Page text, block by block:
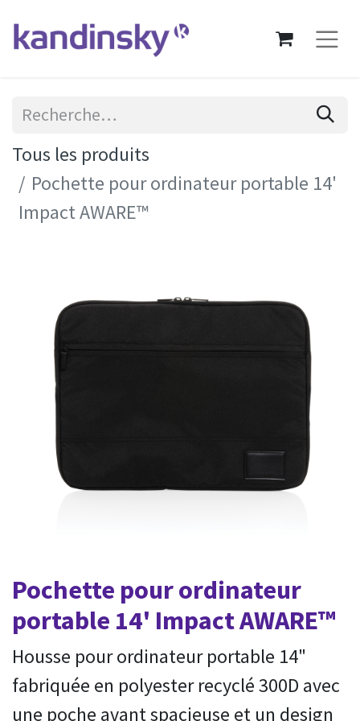
Tous les produits
Pochette pour ordinateur portable 14'
Impact AWARE™
Pochette pour ordinateur
portable 14' Impact AWARE™
Housse pour ordinateur portable 14"
fabriquée en polyester recyclé 300D avec
une poche avant spacieuse et un design